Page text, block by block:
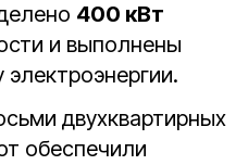
400 кВт
и выполнены
двухквартирных
обеспечили